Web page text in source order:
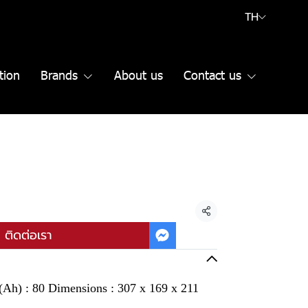
TH
Brands About us Contact us
แชร์
ติดต่อเรา
: 80 Dimensions : 307 x 169 x 211